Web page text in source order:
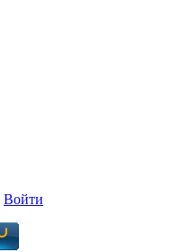
Войти